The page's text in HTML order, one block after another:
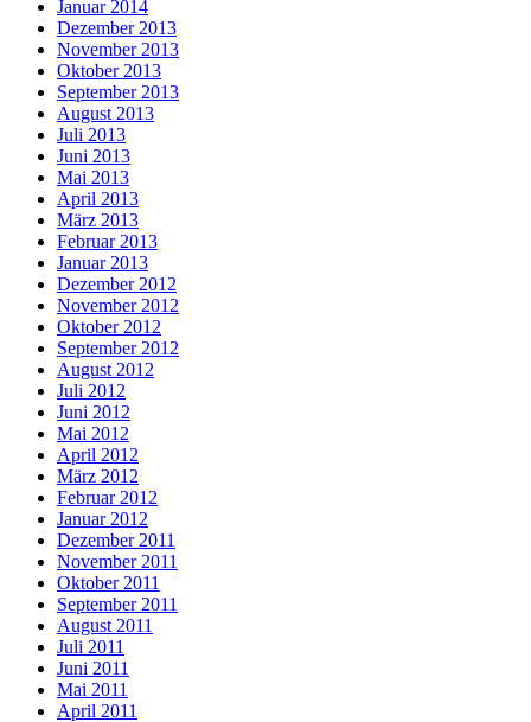
Januar 2014
Dezember 2013
November 2013
Oktober 2013
September 2013
August 2013
Juli 2013
Juni 2013
Mai 2013
April 2013
März 2013
Februar 2013
Januar 2013
Dezember 2012
November 2012
Oktober 2012
September 2012
August 2012
Juli 2012
Juni 2012
Mai 2012
April 2012
März 2012
Februar 2012
Januar 2012
Dezember 2011
November 2011
Oktober 2011
September 2011
August 2011
Juli 2011
Juni 2011
Mai 2011
April 2011